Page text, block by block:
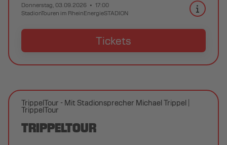
Donnerstag, 03.09.2026
17:00
StadionTouren im RheinEnergieSTADION
Tickets
TrippelTour - Mit Stadionsprecher Michael Trippel
TrippelTour
TRIPPELTOUR